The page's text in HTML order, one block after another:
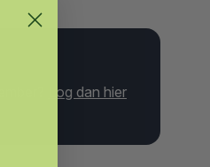
Log dan hier